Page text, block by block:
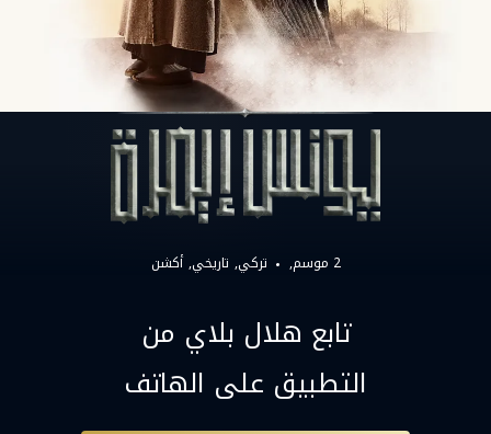
2 موسم, تركي تاريخي أكشن
تابع هلال بلاي من
التطبيق على الهاتف